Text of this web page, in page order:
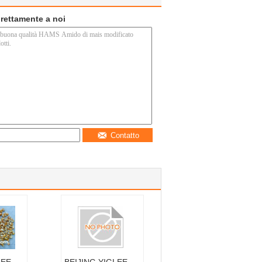
a noi
Contatto